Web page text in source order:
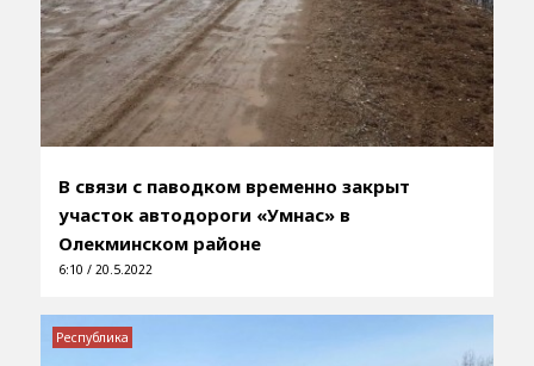
В связи с паводком временно закрыт
участок автодороги «Умнас» в
Олекминском районе
6:10 / 20.5.2022
Республика